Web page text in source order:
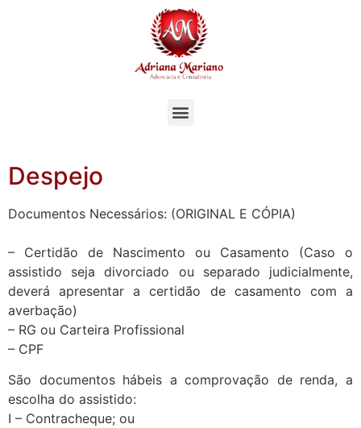
Despejo
Documentos Necessários: (ORIGINAL E CÓPIA)
– Certidão de Nascimento ou Casamento (Caso o
assistido seja divorciado ou separado judicialmente,
deverá apresentar a certidão de casamento com a
averbação)
– RG ou Carteira Profissional
– CPF
São documentos hábeis a comprovação de renda, a
escolha do assistido:
I – Contracheque; ou